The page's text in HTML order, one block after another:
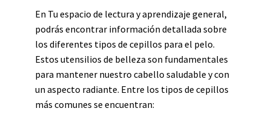
En Tu espacio de lectura y aprendizaje general,
podrás encontrar información detallada sobre
los diferentes tipos de cepillos para el pelo.
Estos utensilios de belleza son fundamentales
para mantener nuestro cabello saludable y con
un aspecto radiante. Entre los tipos de cepillos
más comunes se encuentran: